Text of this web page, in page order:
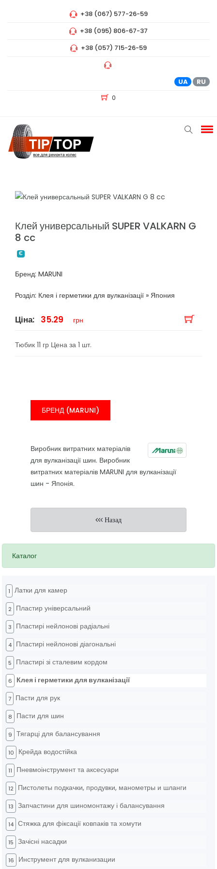
+38 (067) 577-26-59
+38 (095) 806-67-37
+38 (057) 715-26-59
UA
RU
0
Каталог
1 Латки для камер
2 Пластир універсальний
3 Пластирі нейлонові радіальні
4 Пластирі нейлонові діагональні
5 Пластирі зі сталевим кордом
6 Клея і герметики для вулканізації
7 Пасти для рук
8 Пасти для шин
9 Тягарці для балансування
10 Крейда водостійка
11 Пневмоінструмент та аксесуари
12 Пистолеты подкачки, продувки, манометры и шланги
13 Запчастини для шиномонтажу і балансування
14 Стяжка для фіксації ковпаків та хомути
15 Зачісні насадки
16 Инструмент для вулканизации
Клей универсальный SUPER VALKARN G
8 cc
Є
Бренд: MARUNI
Розділ: Клея і герметики для вулканізації » Япония
Ціна: 35.29 грн
Тюбик 11 гр Цена за 1 шт.
БРЕНД (MARUNI)
Виробник витратних матеріалів
для вулканізації шин. Виробник
витратних матеріалів MARUNI для вулканізації
шин - Японія.
Назад